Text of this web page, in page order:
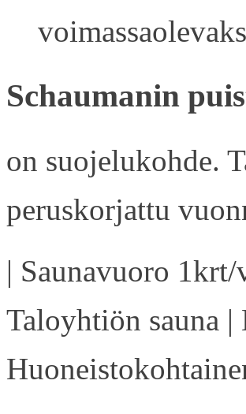
Schaumanin
on suojelukohde.
peruskorjattu
| Saunavuoro
Taloyhtiön sauna